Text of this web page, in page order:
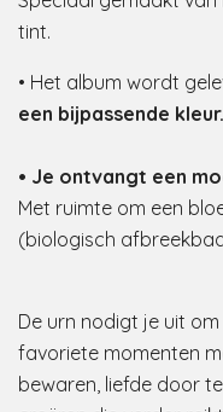
tint.
• Het album wordt
een bijpassende kleur.
• Je ontvangt een
Met ruimte om een
(biologisch
De urn nodigt je uit
favoriete momenten
bewaren, liefde door